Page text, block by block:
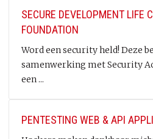
SECURE DEVELOPMENT LIFE
FOUNDATION
Word een security held! Deze
samenwerking met Security
een ...
PENTESTING WEB & API